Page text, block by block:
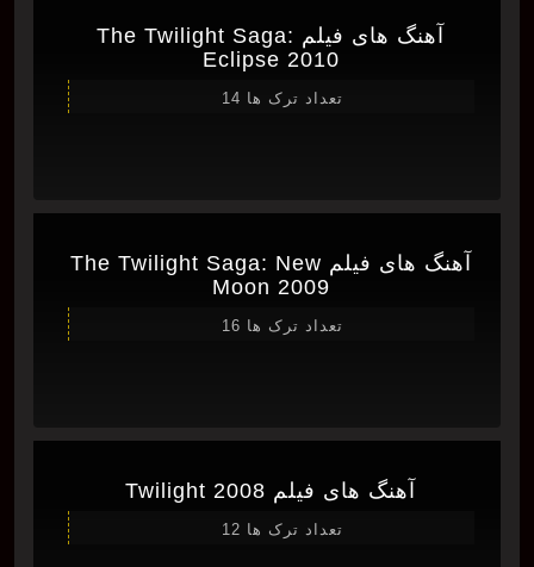
آهنگ های فیلم The Twilight Saga:
Eclipse 2010
تعداد ترک ها 14
آهنگ های فیلم The Twilight Saga: New
Moon 2009
تعداد ترک ها 16
آهنگ های فیلم Twilight 2008
تعداد ترک ها 12